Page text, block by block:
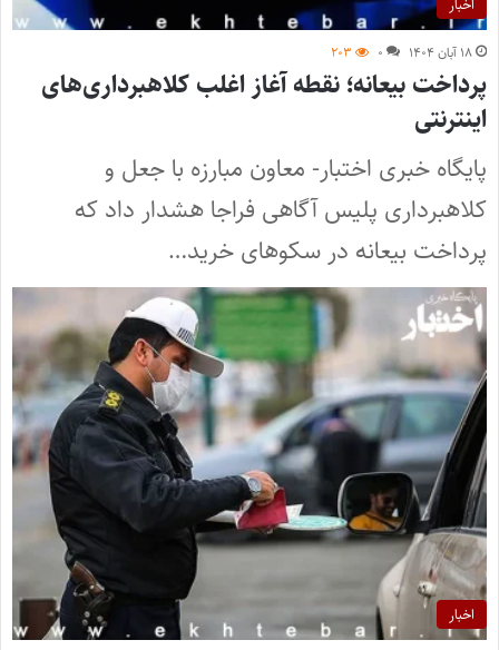
اخبار
۱۸ آبان ۱۴۰۴ ۰ ۲۰۳
پرداخت بیعانه؛ نقطه آغاز اغلب کلاهبرداری‌های
اینترنتی
پایگاه خبری اختبار- معاون مبارزه با جعل و
کلاهبرداری پلیس آگاهی فراجا هشدار داد که
پرداخت بیعانه در سکوهای خرید…
اخبار